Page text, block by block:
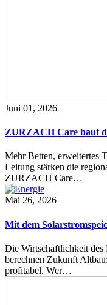
Juni 01, 2026
ZURZACH Care baut
Mehr Betten, erweitertes
Leitung stärken die
ZURZACH Care…
Mai 26, 2026
Mit dem
Die Wirtschaftlichkeit des
berechnen Zukunft
profitabel. Wer…